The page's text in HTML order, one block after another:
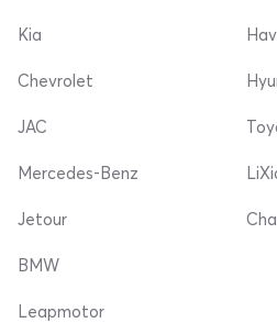
Kia
Chevrolet
JAC
Mercedes-Benz
Jetour
BMW
Leapmotor